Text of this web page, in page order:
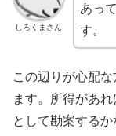
しろくまさん
あっ
す。
この辺りが心配
ます。所得があ
として勘案するか